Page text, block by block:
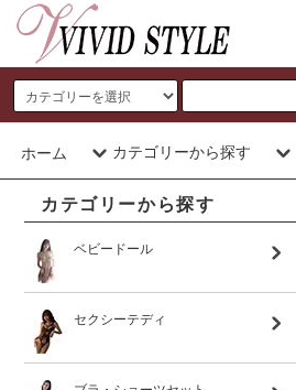
ホーム カテゴリーから探す
カテゴリーから探す
ベビードール
セクシーテディ